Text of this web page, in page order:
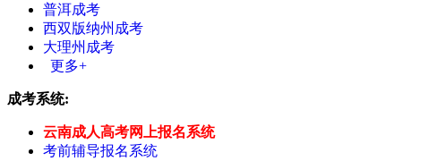
普洱成考
西双版纳州成考
大理州成考
更多+
成考系统:
云南成人高考网上报名系统
考前辅导报名系统